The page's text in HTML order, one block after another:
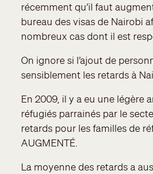
récemment qu’il faut
bureau des visas de Nairobi
nombreux cas dont il est
On ignore si l’ajout de
sensiblement les retards à
En 2009, il y a eu une légère
réfugiés parrainés par le
retards pour les familles de
AUGMENTÉ.
La moyenne des retards a